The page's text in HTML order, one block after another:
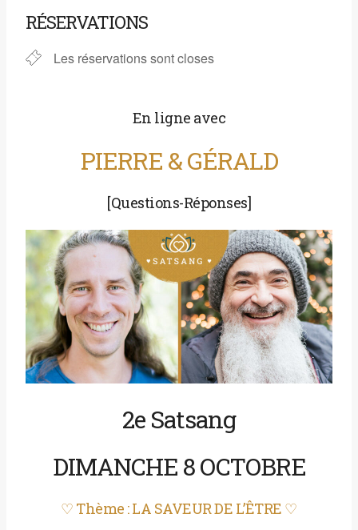
RÉSERVATIONS
Les réservations sont closes
En ligne avec
PIERRE & GÉRALD
[Questions-Réponses]
2e Satsang
DIMANCHE 8 OCTOBRE
♡ Thème : LA SAVEUR DE L’ÊTRE ♡